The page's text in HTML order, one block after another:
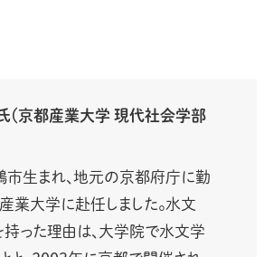
（京都産業大学 現代社会学部
市生まれ、地元の京都府庁に勤
業大学に赴任しました。水文
った理由は、大学院で水文学